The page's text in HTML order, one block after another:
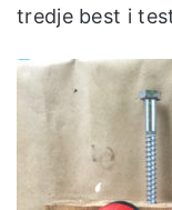
tredje best i